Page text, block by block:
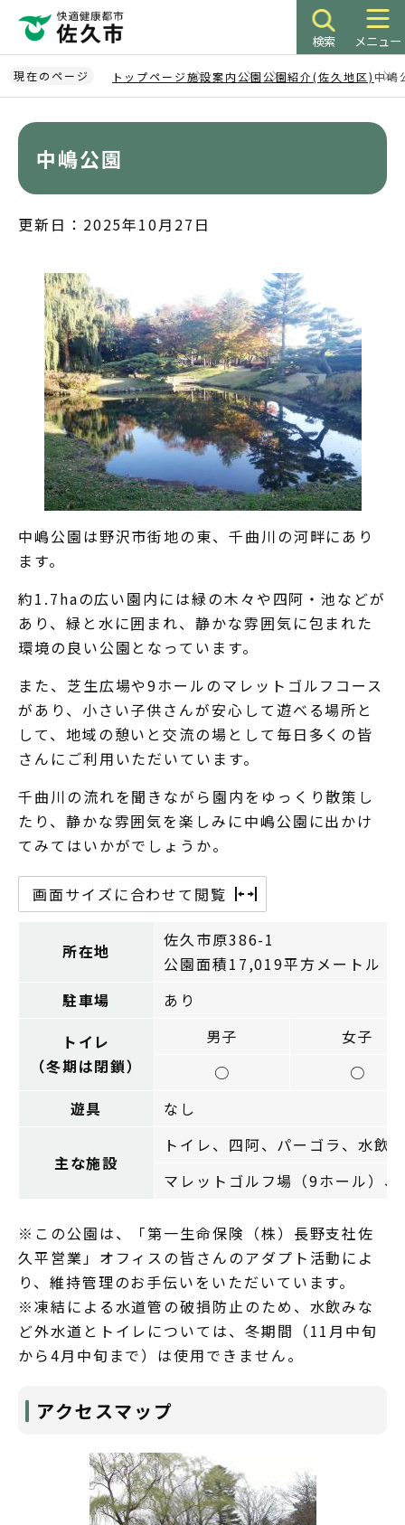
ペ
ー
ジ
検索 メニュー
現在のページ トップページ施設案内公園公園紹介(佐久地区) 中嶋
中嶋公園
更新日：2025年10月27日
中嶋公園は野沢市街地の東、千曲川の河畔にあり
ます。
約1.7haの広い園内には緑の木々や四阿・池などが
あり、緑と水に囲まれ、静かな雰囲気に包まれた
環境の良い公園となっています。
また、芝生広場や9ホールのマレットゴルフコース
があり、小さい子供さんが安心して遊べる場所と
して、地域の憩いと交流の場として毎日多くの皆
さんにご利用いただいています。
千曲川の流れを聞きながら園内をゆっくり散策し
たり、静かな雰囲気を楽しみに中嶋公園に出かけ
てみてはいかがでしょうか。
画面サイズに合わせて閲覧
所在地
佐久市原386-1
公園面積17,019平方メートル
駐車場
あり
トイレ
（冬期は閉鎖）
男子
女子
○
○
遊具
なし
主な施設
トイレ、四阿、パーゴラ、水飲
マレットゴルフ場（9ホール）
※この公園は、「第一生命保険（株）長野支社佐
久平営業」オフィスの皆さんのアダプト活動によ
り、維持管理のお手伝いをいただいています。
※凍結による水道管の破損防止のため、水飲みな
ど外水道とトイレについては、冬期間（11月中旬
から4月中旬まで）は使用できません。
アクセスマップ